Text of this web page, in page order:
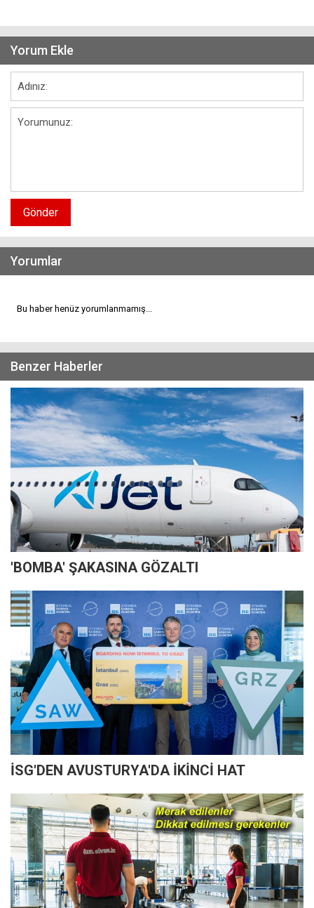
Yorum Ekle
Gönder
Yorumlar
Bu haber henüz yorumlanmamış...
Benzer Haberler
'BOMBA' ŞAKASINA GÖZALTI
İSG'DEN AVUSTURYA'DA İKİNCİ HAT